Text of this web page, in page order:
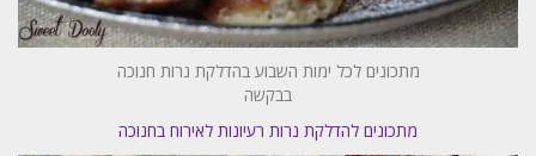
מתכונים לכל ימות השבוע בהדלקת נרות חנוכה
בבקשה
מתכונים להדלקת נרות רעיונות לאירוח בחנוכה